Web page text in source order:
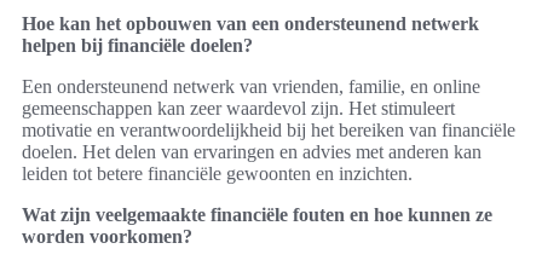
Hoe kan het opbouwen van een ondersteunend netwerk
helpen bij financiële doelen?
Een ondersteunend netwerk van vrienden, familie, en online
gemeenschappen kan zeer waardevol zijn. Het stimuleert
motivatie en verantwoordelijkheid bij het bereiken van financiële
doelen. Het delen van ervaringen en advies met anderen kan
leiden tot betere financiële gewoonten en inzichten.
Wat zijn veelgemaakte financiële fouten en hoe kunnen ze
worden voorkomen?